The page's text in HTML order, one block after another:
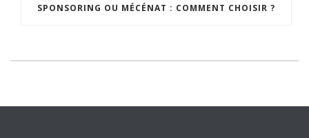
SPONSORING OU MÉCÉNAT : COMMENT CHOISIR ?